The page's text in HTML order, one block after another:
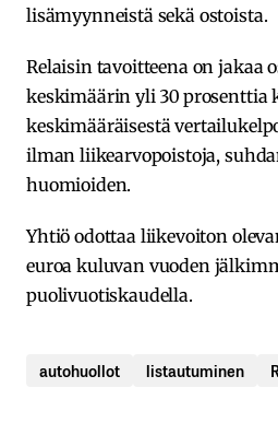
lisämyynneistä sekä ostoista.
Relaisin tavoitteena on jakaa
keskimäärin yli 30 prosenttia
keskimääräisestä
ilman liikearvopoistoja,
huomioiden.
Yhtiö odottaa liikevoiton
euroa kuluvan vuoden
puolivuotiskaudella.
autohuollot listautuminen